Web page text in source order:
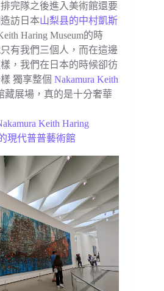
完隊之後進入美術館還要
訪日本山梨县的中村凱斯
Haring Museum的時
有我們三個人，而在這邊
，我們在日本的時候卻彷
獨享整個 Nakamura Keith
藏展場，真的是十分奢華
Keith Haring
現代普普藝術館